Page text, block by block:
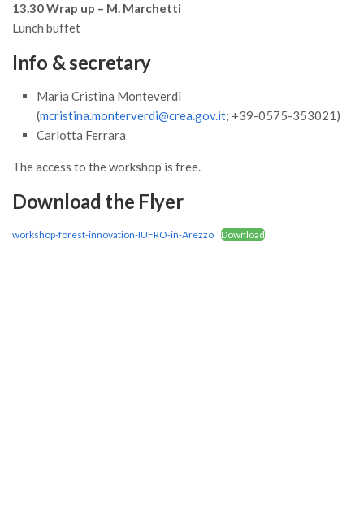
VIII Congresso (Rende 2011)
VI Congresso (Arezzo 2007)
V Congresso (Torino 2003)
IV Congresso (Potenza 2003)
II Congresso (Bologna 1999)
I Congresso (Padova 1997)
Redazione
13.30 Wrap up – M. Marchetti
Lunch buffet
Info & secretary
Maria Cristina Monteverdi
(mcristina.monterverdi@crea.gov.it; +39-0575-353021)
Carlotta Ferrara
The access to the workshop is free.
Download the Flyer
workshop-forest-innovation-IUFRO-in-Arezzo Download